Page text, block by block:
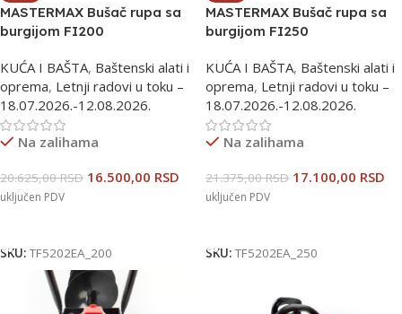
MASTERMAX Bušač rupa sa
burgijom FI200
KUĆA I BAŠTA, Baštenski alati i
oprema, Letnji radovi u toku –
18.07.2026.-12.08.2026.
Na zalihama
20.625,00RSD 16.500,00 RSD
uključen PDV
SKU: TF5202EA_200
MASTERMAX Bušač rupa sa
burgijom FI250
KUĆA I BAŠTA, Baštenski alati i
oprema, Letnji radovi u toku –
18.07.2026.-12.08.2026.
Na zalihama
21.375,00RSD 17.100,00 RSD
uključen PDV
SKU: TF5202EA_250